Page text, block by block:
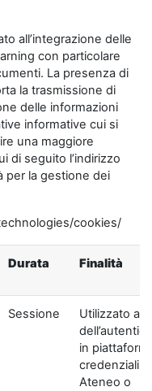
all’integrazione delle
con particolare
La presenza di
la trasmissione di
delle informazioni
informative cui si
una maggiore
di seguito l’indirizzo
per la gestione dei
cookies/
Durata Finalità
Sessione
Utilizzato ai
in
credenziali di
Ateneo o